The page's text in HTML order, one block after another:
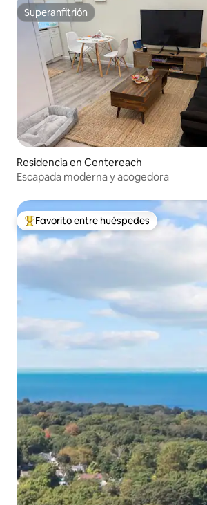
Superanfitrión
Superanfitrión
Residencia en Centereach
Escapada moderna y acogedora
De los mejores en Favorito entre
Favorito entre huéspedes